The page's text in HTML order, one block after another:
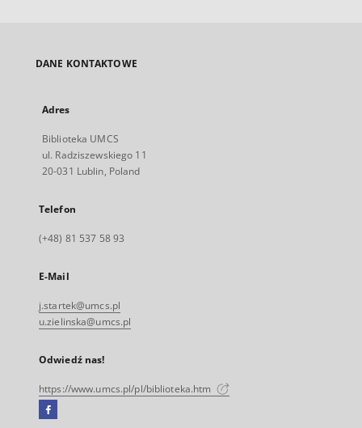
DANE KONTAKTOWE
Adres
Biblioteka UMCS
ul. Radziszewskiego 11
20-031 Lublin, Poland
Telefon
(+48) 81 537 58 93
E-Mail
j.startek@umcs.pl
u.zielinska@umcs.pl
Odwiedź nas!
https://www.umcs.pl/pl/biblioteka.htm
Facebook